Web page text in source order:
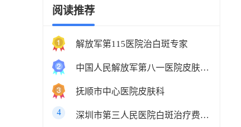
阅读推荐
解放军第115医院治白斑专家
中国人民解放军第八一医院皮肤科最好的医生
抚顺市中心医院皮肤科
4 深圳市第三人民医院白斑治疗费用多少